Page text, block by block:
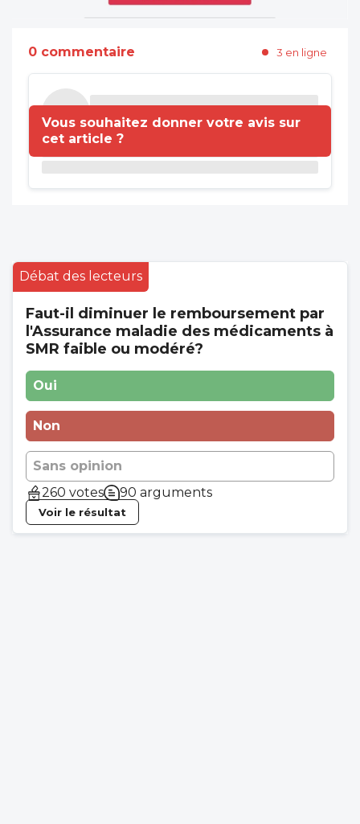
0 commentaire 3 en ligne
Vous souhaitez donner votre avis sur
cet article ?
Débat des lecteurs
Faut-il diminuer le remboursement par
l'Assurance maladie des médicaments à
SMR faible ou modéré?
Oui
Non
Sans opinion
260 votes
90 arguments
Voir le résultat